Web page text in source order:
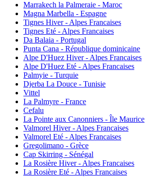
Marrakech la Palmeraie - Maroc
Magna Marbella - Espagne
Tignes Hiver - Alpes Francaises
Tignes Eté - Alpes Francaises
Da Balaia - Portugal
Punta Cana - République dominicaine
Alpe D'Huez Hiver - Alpes Francaises
Alpe D'Huez Eté - Alpes Francaises
Palmyie - Turquie
Djerba La Douce - Tunisie
Vittel
La Palmyre - France
Cefalu
La Pointe aux Canonniers - Île Maurice
Valmorel Hiver - Alpes Francaises
Valmorel Eté - Alpes Francaises
Gregolimano - Grèce
Cap Skirring - Sénégal
La Rosière Hiver - Alpes Francaises
La Rosière Eté - Alpes Francaises